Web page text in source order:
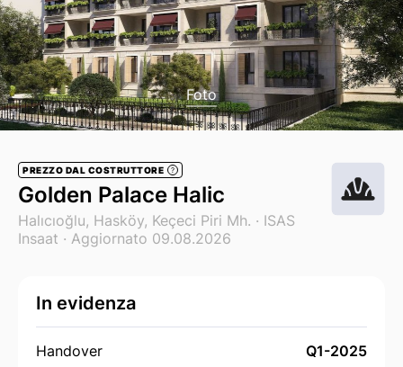
Foto
PREZZO DAL COSTRUTTORE ?
Golden Palace Halic
Halıcıoğlu, Hasköy, Keçeci Piri Mh. · ISAS
Insaat · Aggiornato 09.08.2026
In evidenza
Handover Q1-2025